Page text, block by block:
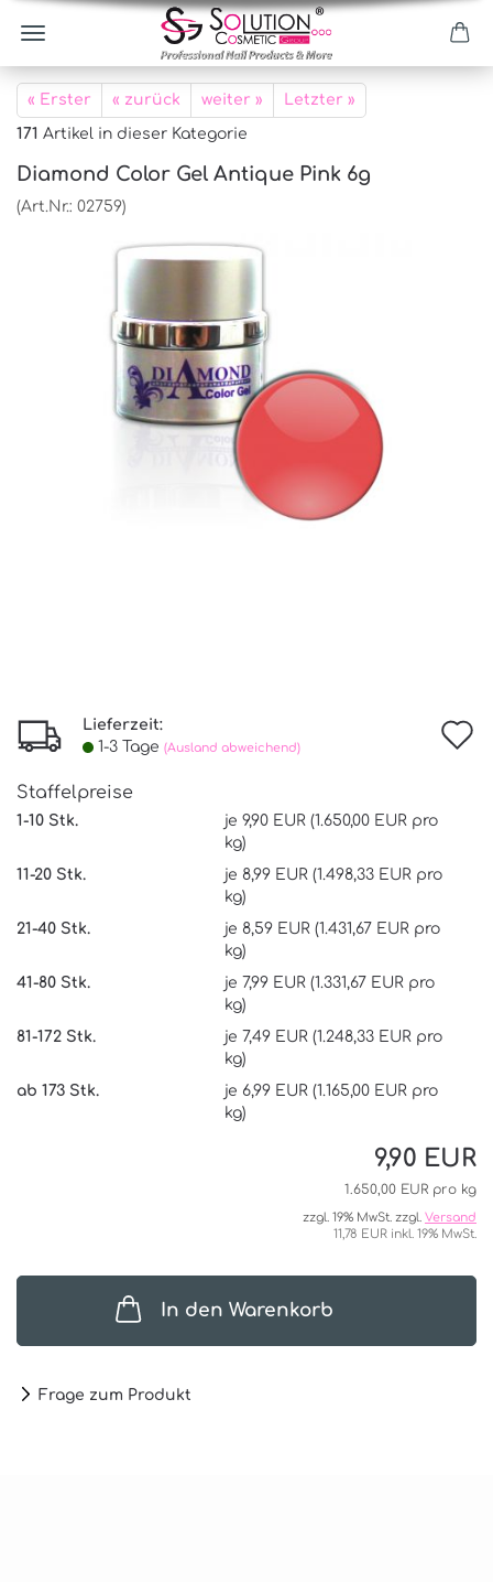
« Erster « zurück weiter » Letzter »
171 Artikel in dieser Kategorie
Diamond Color Gel Antique Pink 6g
(Art.Nr.: 02759)
Lieferzeit:
1-3 Tage (Ausland abweichend)
Staffelpreise
1-10 Stk.
je 9,90 EUR (1.650,00 EUR pro
kg)
11-20 Stk.
je 8,99 EUR (1.498,33 EUR pro
kg)
21-40 Stk.
je 8,59 EUR (1.431,67 EUR pro
kg)
41-80 Stk.
je 7,99 EUR (1.331,67 EUR pro
kg)
81-172 Stk.
je 7,49 EUR (1.248,33 EUR pro
kg)
ab 173 Stk.
je 6,99 EUR (1.165,00 EUR pro
kg)
9,90 EUR
1.650,00 EUR pro kg
zzgl. 19% MwSt. zzgl. Versand
11,78 EUR inkl. 19% MwSt.
In den Warenkorb
Frage zum Produkt